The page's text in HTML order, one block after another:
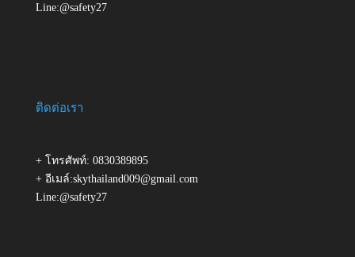
Line:@safety27
ติดต่อเรา
+ โทรศัพท์: 0830389895
+ อีเมล์:skythailand009@gmail.com
Line:@safety27